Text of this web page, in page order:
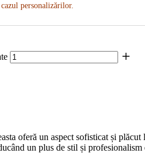
personalizărilor.
oferă un aspect sofisticat și
un plus de stil și profesionalism